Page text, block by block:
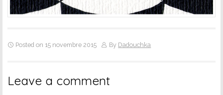
Posted on 15 novembre 2015 By Dadouchka
Leave a comment